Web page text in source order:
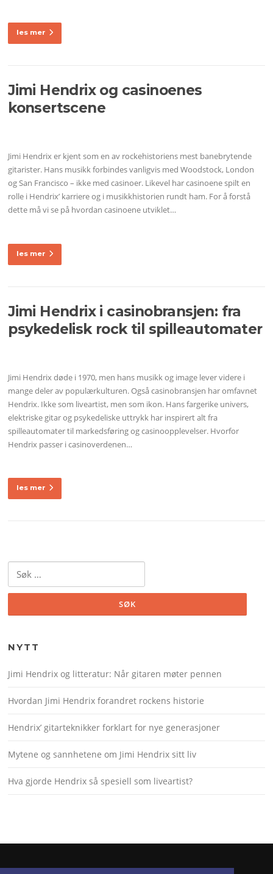
les mer
Jimi Hendrix og casinoenes
konsertscene
Jimi Hendrix er kjent som en av rockehistoriens mest banebrytende
gitarister. Hans musikk forbindes vanligvis med Woodstock, London
og San Francisco – ikke med casinoer. Likevel har casinoene spilt en
rolle i Hendrix’ karriere og i musikkhistorien rundt ham. For å forstå
dette må vi se på hvordan casinoene utviklet…
les mer
Jimi Hendrix i casinobransjen: fra
psykedelisk rock til spilleautomater
Jimi Hendrix døde i 1970, men hans musikk og image lever videre i
mange deler av populærkulturen. Også casinobransjen har omfavnet
Hendrix. Ikke som liveartist, men som ikon. Hans fargerike univers,
elektriske gitar og psykedeliske uttrykk har inspirert alt fra
spilleautomater til markedsføring og casinoopplevelser. Hvorfor
Hendrix passer i casinoverdenen…
les mer
etter:
NYTT
Jimi Hendrix og litteratur: Når gitaren møter pennen
Hvordan Jimi Hendrix forandret rockens historie
Hendrix’ gitarteknikker forklart for nye generasjoner
Mytene og sannhetene om Jimi Hendrix sitt liv
Hva gjorde Hendrix så spesiell som liveartist?